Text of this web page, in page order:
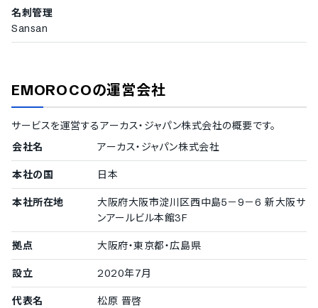
名刺管理
Sansan
EMOROCOの運営会社
サービスを運営するアーカス・ジャパン株式会社の概要です。
会社名
アーカス・ジャパン株式会社
本社の国 日本
本社所在地
大阪府大阪市淀川区西中島5－9－6 新大阪サ
ンアールビル本館3F
拠点 大阪府・東京都・広島県
設立 2020年7月
代表名 松原 晋啓